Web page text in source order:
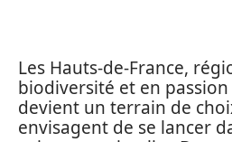
Les Hauts-de-France,
biodiversité et en
devient un terrain de
envisagent de se lancer